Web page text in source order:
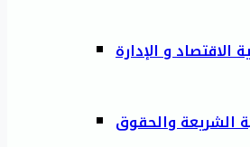
الاقتصاد و الإدارة
الشريعة والحقوق